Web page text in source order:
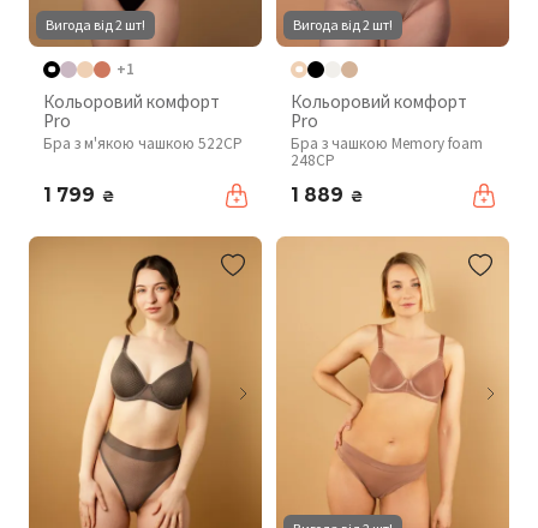
Вигода від 2 шт!
+1
Кольоровий комфорт
Pro
Бра з м'якою чашкою 522CP
1 799 ₴
Вигода від 2 шт!
Кольоровий комфорт
Pro
Бра з чашкою Memory foam
248CP
1 889 ₴